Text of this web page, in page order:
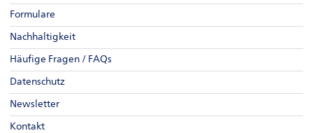
Formulare
Nachhaltigkeit
Häufige Fragen / FAQs
Datenschutz
Newsletter
Kontakt